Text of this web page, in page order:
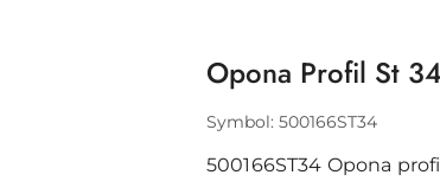
Opona Profil St
Symbol: 500166ST34
500166ST34 Opona